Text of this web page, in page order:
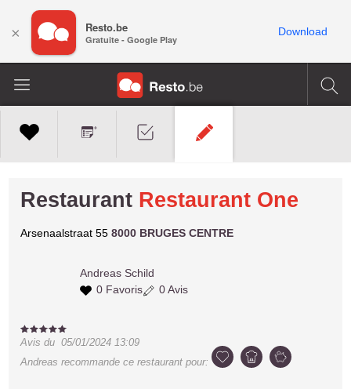
Restaurant Restaurant One
Arsenaalstraat 558000 BRUGES CENTRE
Andreas Schild
0 Favoris
0 Avis
Avis du05/01/2024 13:09
Andreas recommande ce restaurant pour:
× Resto.be
Gratuite - Google Play
Download